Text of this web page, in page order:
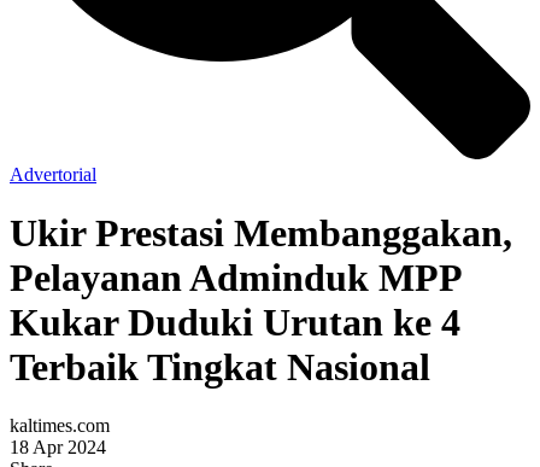
Advertorial
Ukir Prestasi Membanggakan,
Pelayanan Adminduk MPP
Kukar Duduki Urutan ke 4
Terbaik Tingkat Nasional
kaltimes.com
18 Apr 2024